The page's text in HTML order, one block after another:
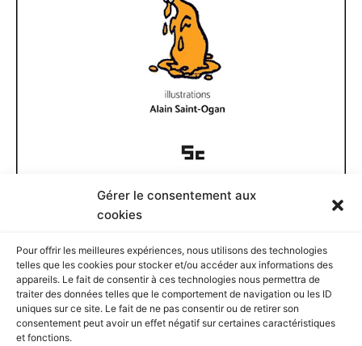
Gérer le consentement aux
cookies
Pour offrir les meilleures expériences, nous utilisons des technologies
telles que les cookies pour stocker et/ou accéder aux informations des
appareils. Le fait de consentir à ces technologies nous permettra de
traiter des données telles que le comportement de navigation ou les ID
uniques sur ce site. Le fait de ne pas consentir ou de retirer son
consentement peut avoir un effet négatif sur certaines caractéristiques
et fonctions.
Documents disponibles
D
o
c
u
m
e
Rechercher